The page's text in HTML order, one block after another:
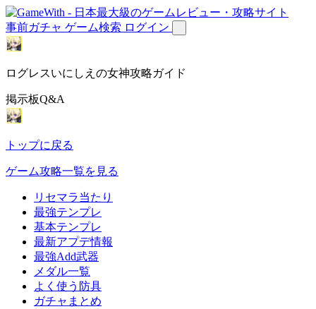
事前ガチャ ゲーム検索 ログイン
ログレスいにしえの女神攻略ガイド
掲示板Q&A
トップに戻る
ゲーム攻略一覧を見る
リセマラ当たり
最強テンプレ
基本テンプレ
最新アプデ情報
最強Add武器
メダル一覧
よく使う防具
ガチャまとめ